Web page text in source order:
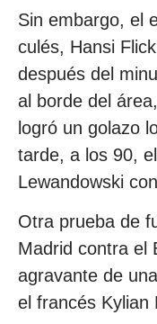
Sin embargo, el
culés, Hansi
después del
al borde del
logró un golazo
tarde, a los 90,
Lewandowski
Otra prueba de
Madrid contra el
agravante de
el francés Kylian